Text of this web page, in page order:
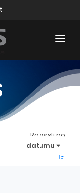
Razvrsti po
datumu